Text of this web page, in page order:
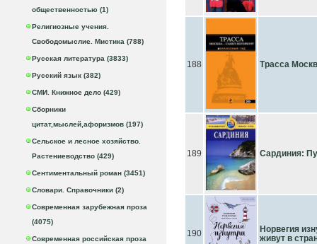
общественностью (1)
Религиозные учения.
Свободомыслие. Мистика (788)
Русская литература (3833)
Русский язык (382)
СМИ. Книжное дело (429)
Сборники
цитат,мыслей,афоризмов (197)
Сельское и лесное хозяйство.
Растениеводство (429)
Сентиментальный роман (3451)
Словари. Справочники (2)
Современная зарубежная проза
(4075)
Современная российская проза
188 Трасса
189 Сардиния:
190
Норвегия
живут в